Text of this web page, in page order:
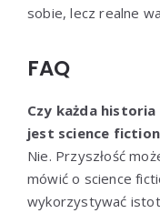
sobie, lecz realne
FAQ
Czy każda
jest science
Nie. Przyszłość
mówić o science
wykorzystywać